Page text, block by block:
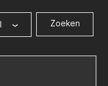
Zoeken